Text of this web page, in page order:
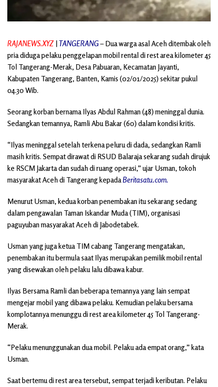
RAJANEWS.XYZ |TANGERANG– Dua warga asal Aceh ditembak oleh
pria diduga pelaku penggelapan mobil rental di rest area kilometer 45
Tol Tangerang-Merak, Desa Pabuaran, Kecamatan Jayanti,
Kabupaten Tangerang, Banten, Kamis (02/01/2025) sekitar pukul
04.30 Wib.
Seorang korban bernama Ilyas Abdul Rahman (48) meninggal dunia.
Sedangkan temannya, Ramli Abu Bakar (60) dalam kondisi kritis.
“Ilyas meninggal setelah terkena peluru di dada, sedangkan Ramli
masih kritis. Sempat dirawat di RSUD Balaraja sekarang sudah dirujuk
ke RSCM Jakarta dan sudah di ruang operasi,” ujar Usman, tokoh
masyarakat Aceh di Tangerang kepadaBeritasatu.com.
Menurut Usman, kedua korban penembakan itu sekarang sedang
dalam pengawalan Taman Iskandar Muda (TIM), organisasi
paguyuban masyarakat Aceh di Jabodetabek.
Usman yang juga ketua TIM cabang Tangerang mengatakan,
penembakan itu bermula saat Ilyas merupakan pemilik mobil rental
yang disewakan oleh pelaku lalu dibawa kabur.
Ilyas Bersama Ramli dan beberapa temannya yang lain sempat
mengejar mobil yang dibawa pelaku. Kemudian pelaku bersama
komplotannya menunggu di rest area kilometer 45 Tol Tangerang-
Merak.
“Pelaku menunggunakan dua mobil. Pelaku ada empat orang,” kata
Usman.
Saat bertemu di rest area tersebut, sempat terjadi keributan. Pelaku